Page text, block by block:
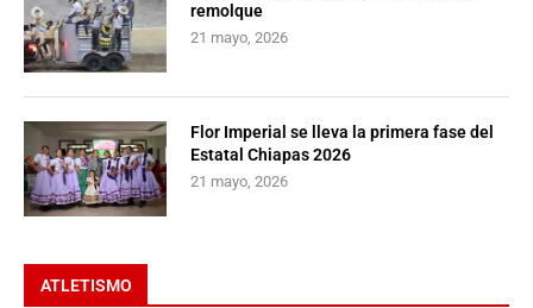
remolque
21 mayo, 2026
Flor Imperial se lleva la primera fase del
Estatal Chiapas 2026
21 mayo, 2026
ATLETISMO